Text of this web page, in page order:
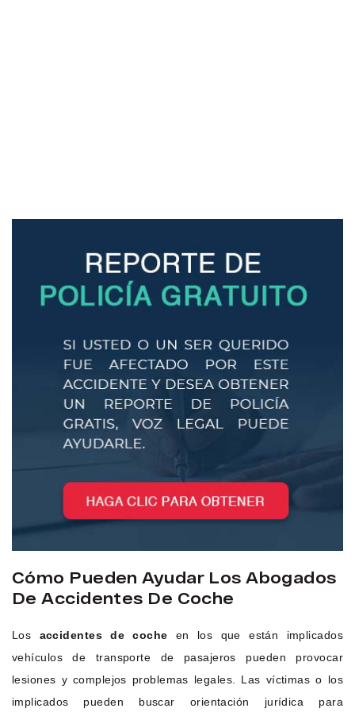
Cómo Pueden Ayudar Los Abogados
De Accidentes De Coche
Los accidentes de coche en los que están implicados
vehículos de transporte de pasajeros pueden provocar
lesiones y complejos problemas legales. Las víctimas o los
implicados pueden buscar orientación jurídica para